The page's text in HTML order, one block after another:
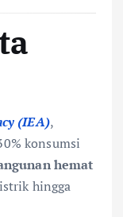
(IEA),
konsumsi
hemat
hingga